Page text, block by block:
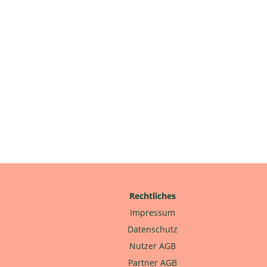
Rechtliches
Impressum
Datenschutz
Nutzer AGB
Partner AGB